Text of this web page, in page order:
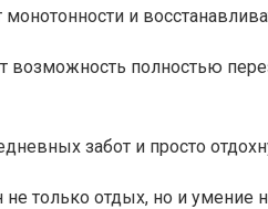
и
полностью
забот и просто
только отдых, но и умение